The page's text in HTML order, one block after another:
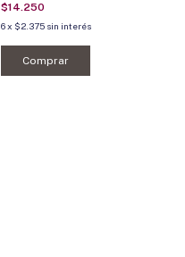
$14.250
6 x $2.375 sin interés
Comprar